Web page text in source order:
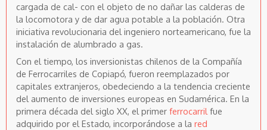
cargada de cal- con el objeto de no dañar las calderas de
la locomotora y de dar agua potable a la población. Otra
iniciativa revolucionaria del ingeniero norteamericano, fue la
instalación de alumbrado a gas.
Con el tiempo, los inversionistas chilenos de la Compañía
de Ferrocarriles de Copiapó, fueron reemplazados por
capitales extranjeros, obedeciendo a la tendencia creciente
del aumento de inversiones europeas en Sudamérica. En la
primera década del siglo XX, el primer ferrocarril fue
adquirido por el Estado, incorporándose a la red